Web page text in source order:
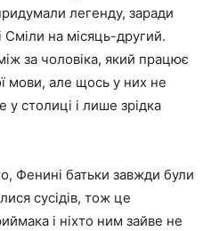
легенду, заради
Сміли на місяць-другий.
за чоловіка, який працює
мови, але щось у них не
столиці і лише зрідка
Фенині батьки завжди були
сусідів, тож це
і ніхто ним зайве не